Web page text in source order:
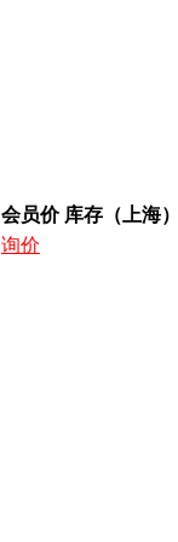
会员价 库存（上海）
询价